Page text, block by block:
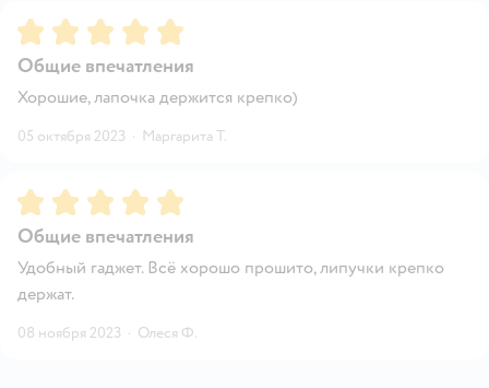
Рейтинг:5
Общие впечатления
Хорошие, лапочка держится крепко)
05 октября 2023 · Маргарита Т.
Рейтинг:5
Общие впечатления
Удобный гаджет. Всё хорошо прошито, липучки крепко
держат.
08 ноября 2023 · Олеся Ф.